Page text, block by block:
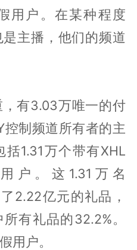
用户。在某种程度
是主播，他们的频道
有3.03万唯一的付
控制频道所有者的主
1.31万个带有XHL
户。这1.31万名
2.22亿元的礼品，
有礼品的32.2%。
用户。